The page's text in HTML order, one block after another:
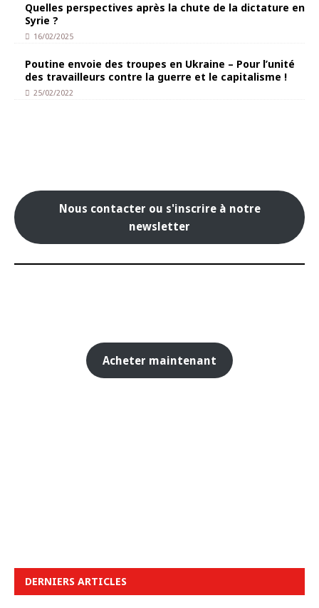
Quelles perspectives après la chute de la dictature en
Syrie ?
16/02/2025
Poutine envoie des troupes en Ukraine – Pour l’unité
des travailleurs contre la guerre et le capitalisme !
25/02/2022
Nous contacter ou s'inscrire à notre
newsletter
Acheter maintenant
DERNIERS ARTICLES